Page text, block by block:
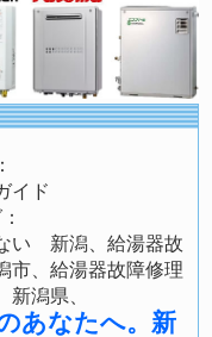
イド
い 新潟、給湯器故
、給湯器故障修理
潟県、
あなたへ。新